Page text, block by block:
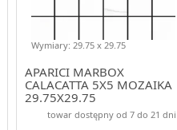
APARICI MARBOX
CALACATTA 5X5 MOZAIKA
29.75X29.75
Wymiary: 29.75 x 29.75
towar dostępny od 7 do 21 dni